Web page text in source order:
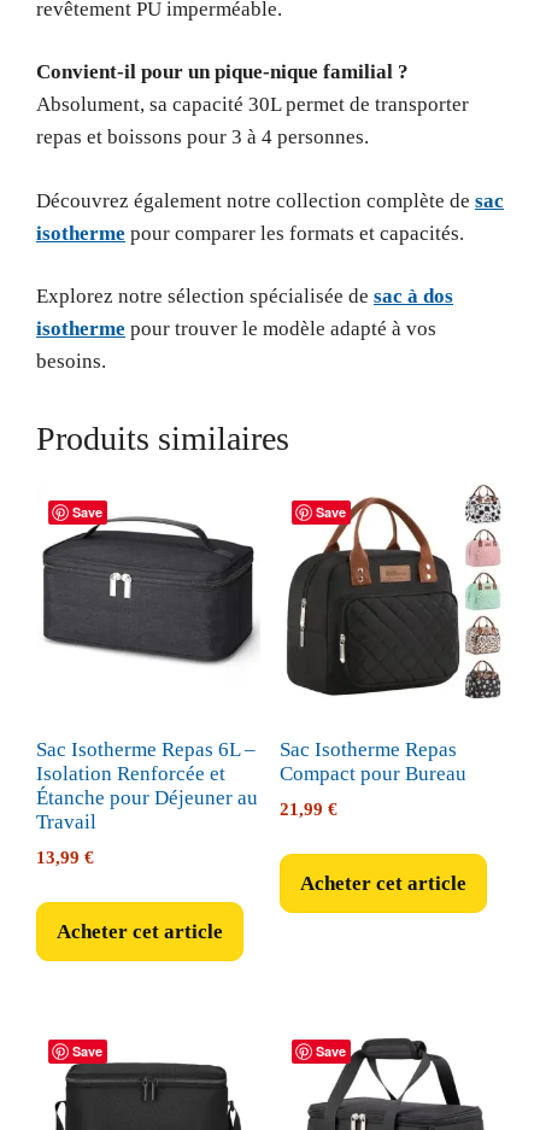
revêtement PU imperméable.
Convient-il pour un pique-nique familial ?
Absolument, sa capacité 30L permet de transporter
repas et boissons pour 3 à 4 personnes.
Découvrez également notre collection complète de sac
isotherme pour comparer les formats et capacités.
Explorez notre sélection spécialisée de sac à dos
isotherme pour trouver le modèle adapté à vos
besoins.
Produits similaires
Save
Sac Isotherme Repas 6L –
Isolation Renforcée et
Étanche pour Déjeuner au
Travail
13,99 €
Acheter cet article
Save
Sac Isotherme Repas
Compact pour Bureau
21,99 €
Acheter cet article
Save Save